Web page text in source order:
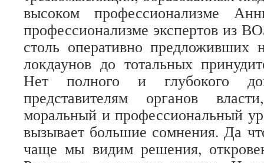
высоком профессионализме
профессионализме экспертов из
столь оперативно
локдаунов до тотальных
Нет полного и глубокого
представителям органов
моральный и профессиональный
вызывает большие сомнения. Да
чаще мы видим решения,